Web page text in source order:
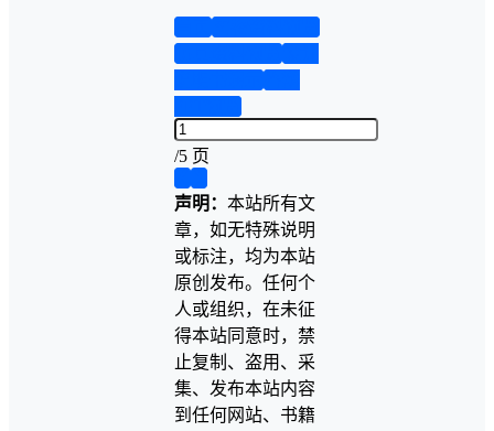
/5 页
声明： 本站所有文
章，如无特殊说明
或标注，均为本站
原创发布。任何个
人或组织，在未征
得本站同意时，禁
止复制、盗用、采
集、发布本站内容
到任何网站、书籍